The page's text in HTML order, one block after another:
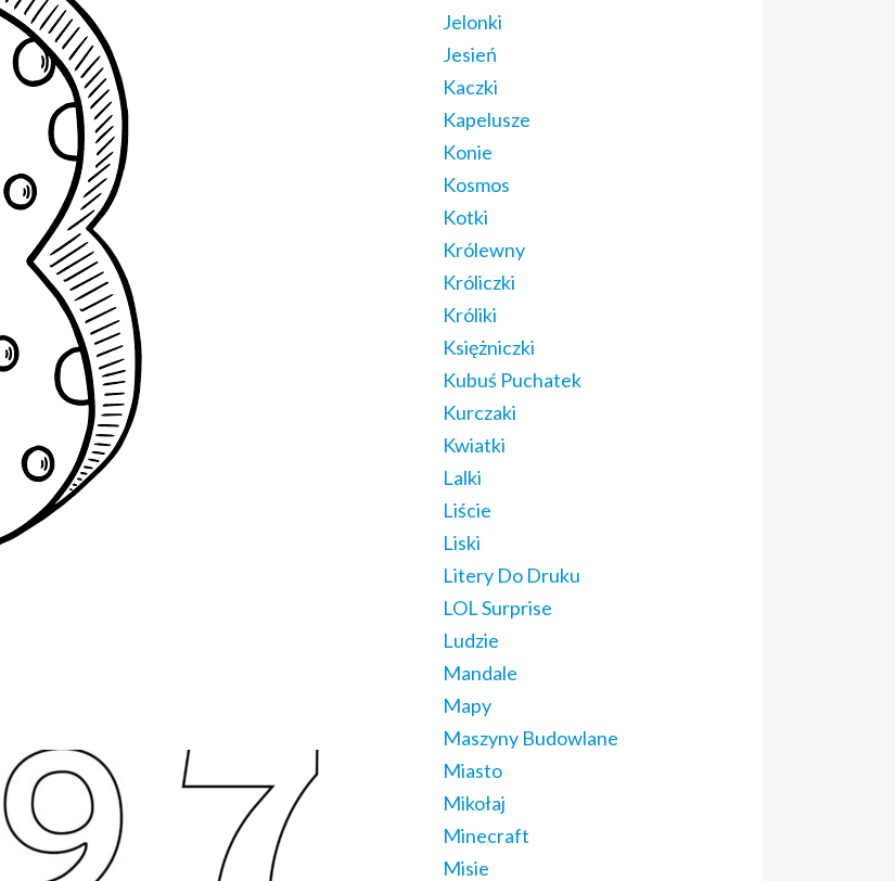
Jelonki
Jesień
Kaczki
Kapelusze
Konie
Kosmos
Kotki
Królewny
Króliczki
Króliki
Księżniczki
Kubuś Puchatek
Kurczaki
Kwiatki
Lalki
Liście
Liski
Litery Do Druku
LOL Surprise
Ludzie
Mandale
Mapy
Maszyny Budowlane
Miasto
Mikołaj
Minecraft
Misie